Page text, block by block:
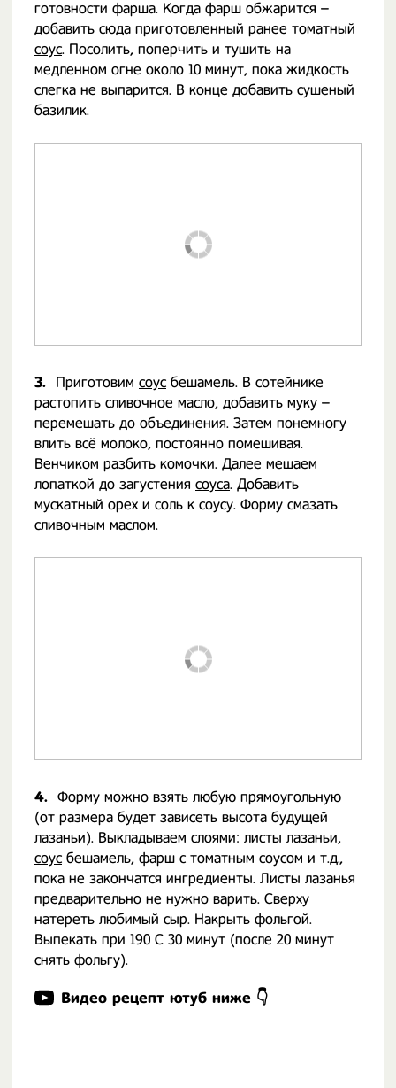
готовности фарша. Когда фарш обжарится –
добавить сюда приготовленный ранее томатный
соус. Посолить, поперчить и тушить на
медленном огне около 10 минут, пока жидкость
слегка не выпарится. В конце добавить сушеный
базилик.
3. Приготовим соус бешамель. В сотейнике
растопить сливочное масло, добавить муку –
перемешать до объединения. Затем понемногу
влить всё молоко, постоянно помешивая.
Венчиком разбить комочки. Далее мешаем
лопаткой до загустения соуса. Добавить
мускатный орех и соль к соусу. Форму смазать
сливочным маслом.
4. Форму можно взять любую прямоугольную
(от размера будет зависеть высота будущей
лазаньи). Выкладываем слоями: листы лазаньи,
соус бешамель, фарш с томатным соусом и т.д.,
пока не закончатся ингредиенты. Листы лазанья
предварительно не нужно варить. Сверху
натереть любимый сыр. Накрыть фольгой.
Выпекать при 190 С 30 минут (после 20 минут
снять фольгу).
Видео рецепт ютуб ниже 👇